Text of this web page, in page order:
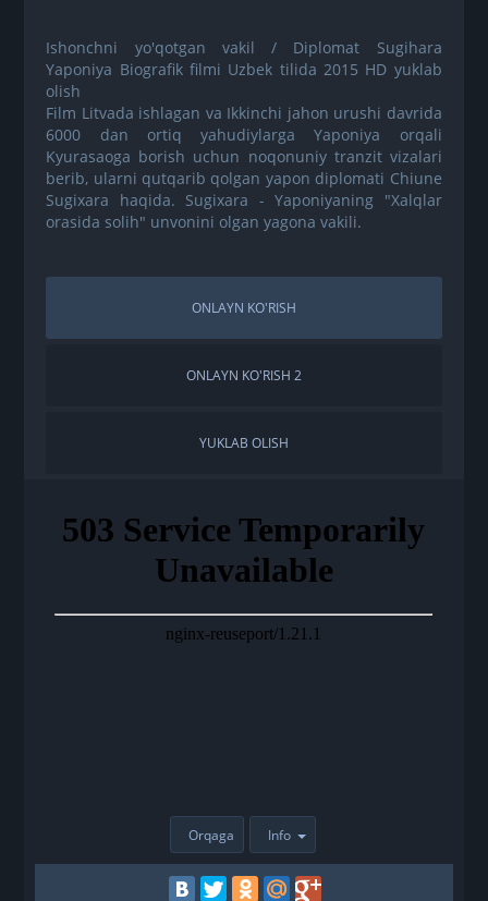
Ishonchni yo'qotgan vakil / Diplomat Sugihara
Yaponiya Biografik filmi Uzbek tilida 2015 HD yuklab
olish
Film Litvada ishlagan va Ikkinchi jahon urushi davrida
6000 dan ortiq yahudiylarga Yaponiya orqali
Kyurasaoga borish uchun noqonuniy tranzit vizalari
berib, ularni qutqarib qolgan yapon diplomati Chiune
Sugixara haqida. Sugixara - Yaponiyaning "Xalqlar
orasida solih" unvonini olgan yagona vakili.
ONLAYN KO'RISH
ONLAYN KO'RISH 2
YUKLAB OLISH
Orqaga Info